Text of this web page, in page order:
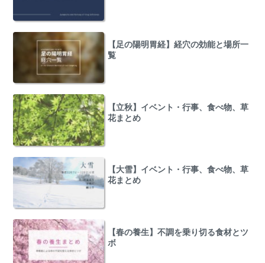
【足の陽明胃経】経穴の効能と場所一
覧
【立秋】イベント・行事、食べ物、草
花まとめ
【大雪】イベント・行事、食べ物、草
花まとめ
【春の養生】不調を乗り切る食材とツ
ボ